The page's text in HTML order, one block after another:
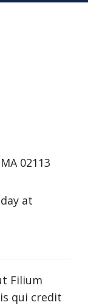
02113
at
Filium
qui credit